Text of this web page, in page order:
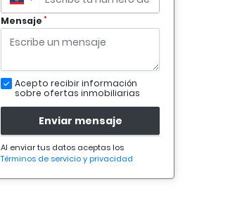
Mensaje *
Acepto recibir información
sobre ofertas inmobiliarias
Enviar mensaje
Al enviar tus datos aceptas los
Términos de servicio y privacidad